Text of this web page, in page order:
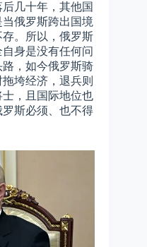
几十年，其他国
俄罗斯跨出国境
。所以，俄罗斯
身是没有任何问
，如今俄罗斯骑
垮经济，退兵则
，且国际地位也
斯必须、也不得